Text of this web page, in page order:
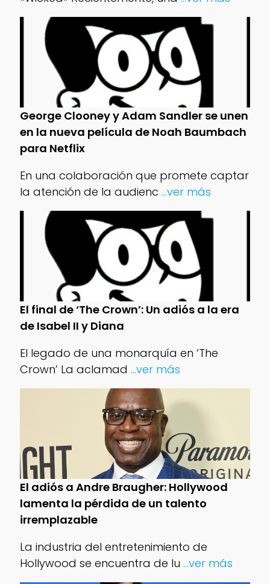
George Clooney y Adam Sandler se unen
en la nueva película de Noah Baumbach
para Netflix
En una colaboración que promete captar
la atención de la audienc ...ver más
El final de ‘The Crown’: Un adiós a la era
de Isabel II y Diana
El legado de una monarquía en ‘The
Crown’ La aclamad ...ver más
El adiós a Andre Braugher: Hollywood
lamenta la pérdida de un talento
irremplazable
La industria del entretenimiento de
Hollywood se encuentra de lu ...ver más